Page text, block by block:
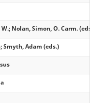
Nolan, Simon, O. Carm.
Smyth, Adam (eds.)